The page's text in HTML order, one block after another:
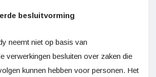
besluitvorming
neemt niet op basis van
verwerkingen besluiten over zaken die
kunnen hebben voor personen. Het